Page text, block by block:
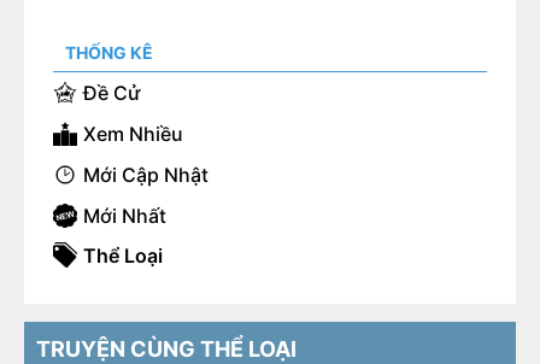
THỐNG KÊ
Đề Cử
Xem Nhiều
Mới Cập Nhật
Mới Nhất
Thể Loại
TRUYỆN CÙNG THỂ LOẠI